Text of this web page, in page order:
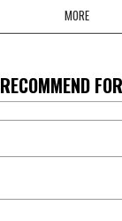
MORE
RECOMMEND